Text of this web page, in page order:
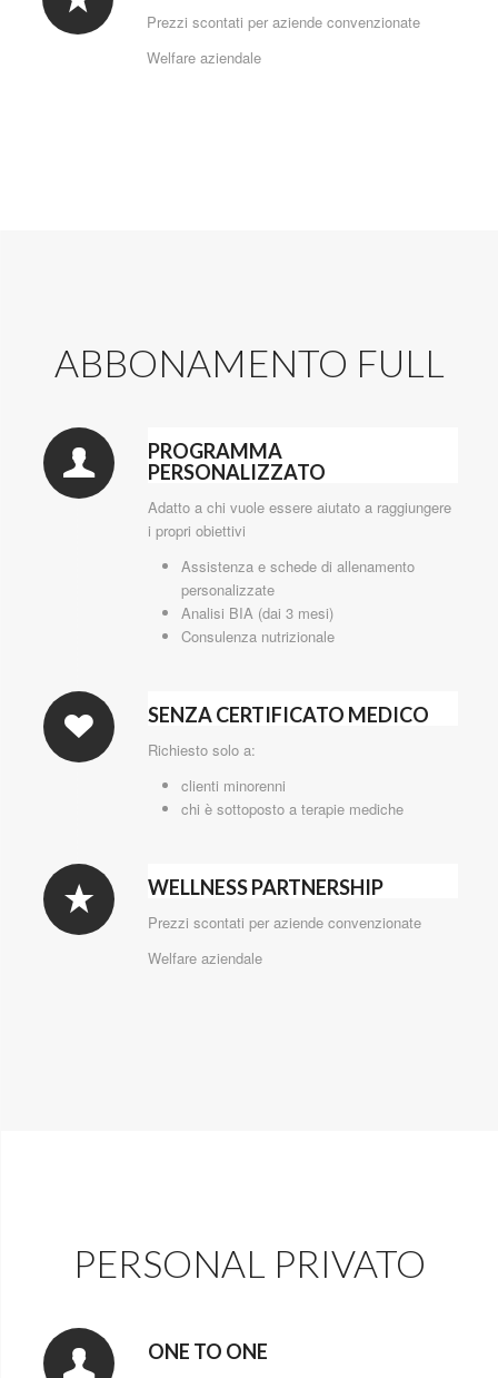
Prezzi scontati per aziende convenzionate
Welfare aziendale
ABBONAMENTO FULL
PROGRAMMA
PERSONALIZZATO
Adatto a chi vuole essere aiutato a raggiungere
i propri obiettivi
Assistenza e schede di allenamento
personalizzate
Analisi BIA (dai 3 mesi)
Consulenza nutrizionale
SENZA CERTIFICATO MEDICO
Richiesto solo a:
clienti minorenni
chi è sottoposto a terapie mediche
WELLNESS PARTNERSHIP
Prezzi scontati per aziende convenzionate
Welfare aziendale
PERSONAL PRIVATO
ONE TO ONE